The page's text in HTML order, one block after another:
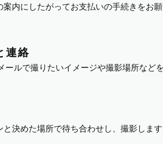
内にしたがってお支払いの手続きをお願
連絡
ールで撮りたいイメージや撮影場所など
決めた場所で待ち合わせし、撮影します